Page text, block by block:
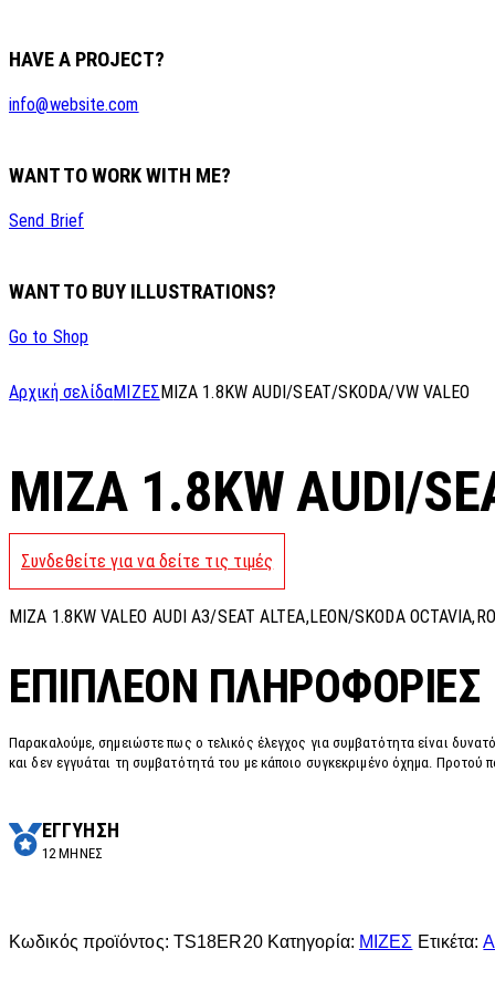
HAVE A PROJECT?
info@website.com
WANT TO WORK WITH ME?
Send Brief
WANT TO BUY ILLUSTRATIONS?
Go to Shop
Αρχική σελίδαΜΙΖΕΣ MIZA 1.8KW AUDI/SEAT/SKODA/VW VALEO
MIZA 1.8KW AUDI/
Συνδεθείτε για να δείτε τις τιμές
MIZA 1.8KW VALEO AUDI A3/SEAT ALTEA,LEON/SKODA
ΕΠΙΠΛΈΟΝ ΠΛΗΡΟΦΟΡΊΕΣ
Παρακαλούμε, σημειώστε πως ο τελικός έλεγχος για συμβατότητα είναι
και δεν εγγυάται τη συμβατότητά του με κάποιο συγκεκριμένο όχημα. Προτού
ΕΓΓΥΗΣΗ
12 ΜΗΝΕΣ
Κωδικός προϊόντος: TS18ER20 Κατηγορία: ΜΙΖΕΣ Ετικέτα: